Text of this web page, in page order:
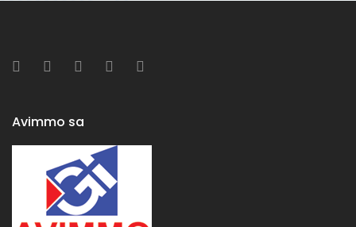
Avimmo sa